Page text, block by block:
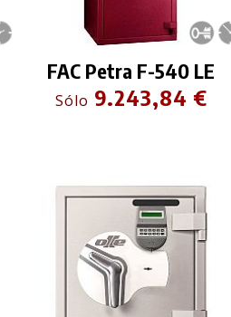
FAC Petra F-540 LE
Sólo 9.243,84 €